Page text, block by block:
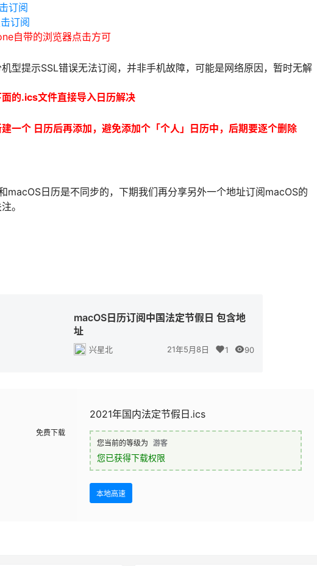
订阅
订阅
自带的浏览器点击方可
型提示SSL错误无法订阅，并非手机故障，可能是网络原因，暂时无解
的.ics文件直接导入日历解决
一个 日历后再添加，避免添加个「个人」日历中，后期要逐个删除
macOS日历是不同步的，下期我们再分享另外一个地址订阅macOS的
。
macOS日历订阅中国法定节假日 包含地
址
兴星北 21年5月8日 1 90
免费下载
2021年国内法定节假日.ics
您当前的等级为 游客
您已获得下载权限
本地高速